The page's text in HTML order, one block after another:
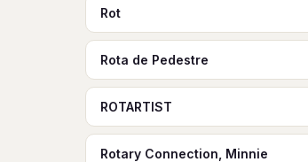
Rot
Rota de Pedestre
ROTARTIST
Rotary Connection, Minnie